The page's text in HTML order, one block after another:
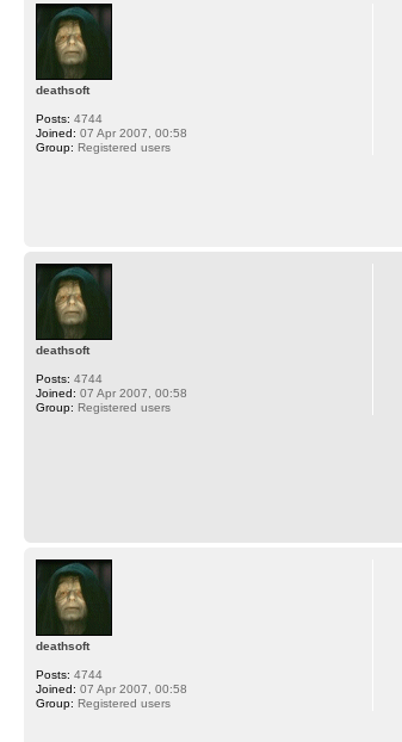
deathsoft
Posts: 4744
Joined: 07 Apr 2007, 00:58
Group: Registered users
deathsoft
Posts: 4744
Joined: 07 Apr 2007, 00:58
Group: Registered users
deathsoft
Posts: 4744
Joined: 07 Apr 2007, 00:58
Group: Registered users